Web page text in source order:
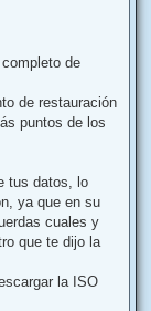
de
de restauración
puntos de los
tus datos, lo
ya que en su
cuales y
que te dijo la
la ISO